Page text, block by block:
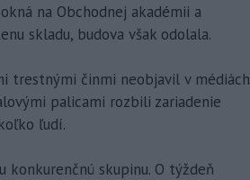
na Obchodnej akadémii a
skladu, budova však odolala.
trestnými činmi neobjavil v médiách
palicami rozbili zariadenie
ľudí.
skupinu. O týždeň